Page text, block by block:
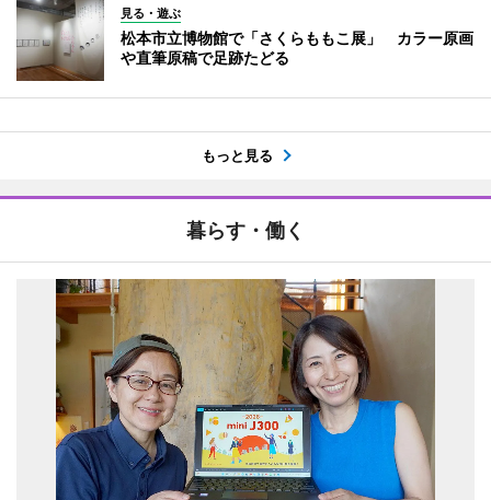
見る・遊ぶ
松本市立博物館で「さくらももこ展」 カラー原画
や直筆原稿で足跡たどる
もっと見る
暮らす・働く